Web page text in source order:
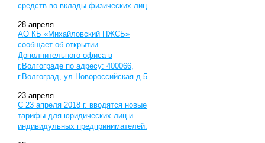
средств во вклады физических лиц.
28 апреля
АО КБ «Михайловский ПЖСБ»
сообщает об открытии
Дополнительного офиса в
г.Волгограде по адресу: 400066,
г.Волгоград, ул.Новороссийская д.5.
23 апреля
С 23 апреля 2018 г. вводятся новые
тарифы для юридических лиц и
индивидульных предпринимателей.